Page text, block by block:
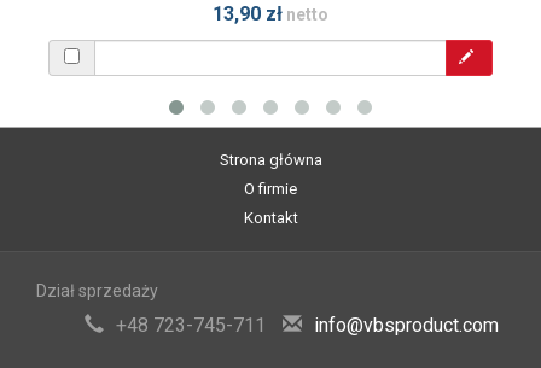
13,90 zł netto
Strona główna
O firmie
Kontakt
Dział sprzedaży
+48 723-745-711 info@vbsproduct.com